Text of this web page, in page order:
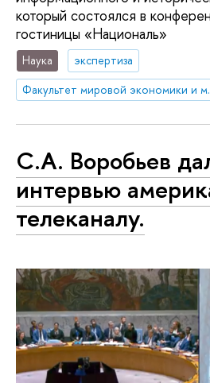
который состоялся в
гостиницы «Националь»
Наука
экспертиза
Факультет
С.А. Воробьев
интервью
телеканалу.